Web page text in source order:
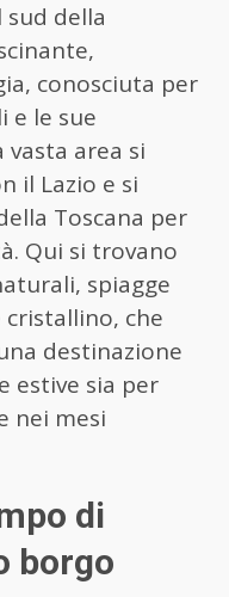
sud della
conosciuta per
e le sue
area si
il Lazio e si
Toscana per
Qui si trovano
spiagge
che
destinazione
estive sia per
nei mesi
di
borgo